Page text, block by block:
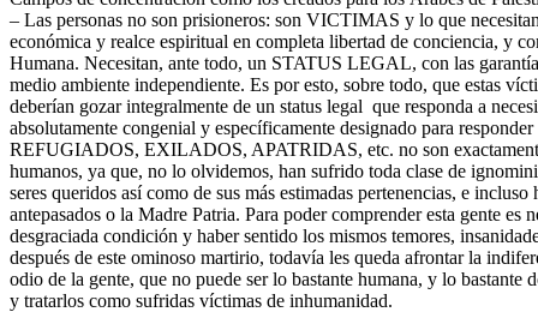
– Las personas no son prisioneros: son VICTIMAS y lo que
económica y realce espiritual en completa libertad de conciencia, y
Humana. Necesitan, ante todo, un STATUS LEGAL, con las
medio ambiente independiente. Es por esto, sobre todo, que estas
deberían gozar integralmente de un status legal que responda a
absolutamente congenial y específicamente designado para
REFUGIADOS, EXILADOS, APATRIDAS, etc. no son
humanos, ya que, no lo olvidemos, han sufrido toda clase de
seres queridos así como de sus más estimadas pertenencias, e
antepasados o la Madre Patria. Para poder comprender esta gente es
desgraciada condición y haber sentido los mismos temores,
después de este ominoso martirio, todavía les queda afrontar la
odio de la gente, que no puede ser lo bastante humana, y lo bastante
y tratarlos como sufridas víctimas de inhumanidad.